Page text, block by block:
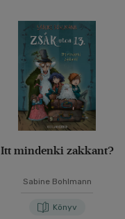
Itt mindenki zakkant?
Sabine Bohlmann
Könyv